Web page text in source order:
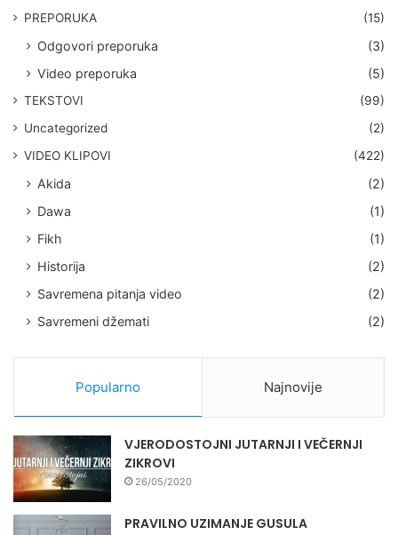
PREPORUKA (15)
Odgovori preporuka
(3)
Video preporuka
(5)
TEKSTOVI
(99)
Uncategorized
(2)
VIDEO KLIPOVI
(422)
Akida
(2)
Dawa
(1)
Fikh
(1)
Historija
(2)
Savremena pitanja video
(2)
Savremeni džemati
(2)
Popularno Najnovije
VJERODOSTOJNI JUTARNJI I VEČERNJI
ZIKROVI
26/05/2020
PRAVILNO UZIMANJE GUSULA